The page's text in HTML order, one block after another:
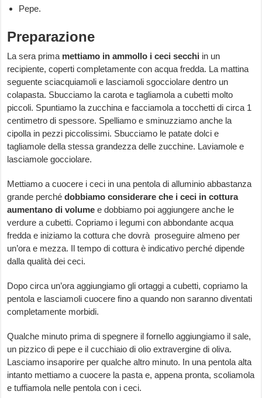
Pepe.
Preparazione
La sera prima mettiamo in ammollo i ceci secchi in un
recipiente, coperti completamente con acqua fredda. La mattina
seguente sciacquiamoli e lasciamoli sgocciolare dentro un
colapasta. Sbucciamo la carota e tagliamola a cubetti molto
piccoli. Spuntiamo la zucchina e facciamola a tocchetti di circa 1
centimetro di spessore. Spelliamo e sminuzziamo anche la
cipolla in pezzi piccolissimi. Sbucciamo le patate dolci e
tagliamole della stessa grandezza delle zucchine. Laviamole e
lasciamole gocciolare.
Mettiamo a cuocere i ceci in una pentola di alluminio abbastanza
grande perchédobbiamo considerare che i ceci in cottura
aumentano di volume e dobbiamo poi aggiungere anche le
verdure a cubetti. Copriamo i legumi con abbondante acqua
fredda e iniziamo la cottura che dovrà proseguire almeno per
un’ora e mezza. Il tempo di cottura è indicativo perché dipende
dalla qualità dei ceci.
Dopo circa un’ora aggiungiamo gli ortaggi a cubetti, copriamo la
pentola e lasciamoli cuocere fino a quando non saranno diventati
completamente morbidi.
Qualche minuto prima di spegnere il fornello aggiungiamo il sale,
un pizzico di pepe e il cucchiaio di olio extravergine di oliva.
Lasciamo insaporire per qualche altro minuto. In una pentola alta
intanto mettiamo a cuocere la pasta e, appena pronta, scoliamola
e tuffiamola nelle pentola con i ceci.